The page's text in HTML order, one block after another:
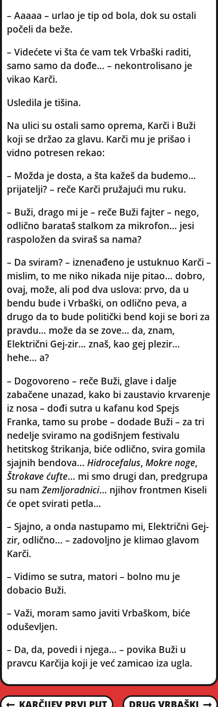
– Aaaaa – urlao je tip od bola, dok su ostali
počeli da beže.
– Videćete vi šta će vam tek Vrbaški raditi,
samo samo da dođe… – nekontrolisano je
vikao Karči.
Usledila je tišina.
Na ulici su ostali samo oprema, Karči i Buži
koji se držao za glavu. Karči mu je prišao i
vidno potresen rekao:
– Možda je dosta, a šta kažeš da budemo…
prijatelji? – reče Karči pružajući mu ruku.
– Buži, drago mi je – reče Buži fajter – nego,
odlično barataš stalkom za mikrofon… jesi
raspoložen da sviraš sa nama?
– Da sviram? – iznenađeno je ustuknuo Karči –
mislim, to me niko nikada nije pitao… dobro,
ovaj, može, ali pod dva uslova: prvo, da u
bendu bude i Vrbaški, on odlično peva, a
drugo da to bude politički bend koji se bori za
pravdu… može da se zove… da, znam,
Električni Gej-zir… znaš, kao gej plezir…
hehe… a?
– Dogovoreno – reče Buži, glave i dalje
zabačene unazad, kako bi zaustavio krvarenje
iz nosa – dođi sutra u kafanu kod Spejs
Franka, tamo su probe – dodade Buži – za tri
nedelje sviramo na godišnjem festivalu
hetitskog štrikanja, biće odlično, svira gomila
sjajnih bendova… Hidrocefalus, Mokre noge,
Štrokave ćufte… mi smo drugi dan, predgrupa
su namZemljoradnici… njihov frontmen Kiseli
će opet svirati petla…
– Sjajno, a onda nastupamo mi, Električni Gej-
zir, odlično… – zadovoljno je klimao glavom
Karči.
– Vidimo se sutra, matori – bolno mu je
dobacio Buži.
– Važi, moram samo javiti Vrbaškom, biće
oduševljen.
– Da, da, povedi i njega… – povika Buži u
pravcu Karčija koji je već zamicao iza ugla.
KARČIJEV PRVI PUT DRUG VRBAŠKI